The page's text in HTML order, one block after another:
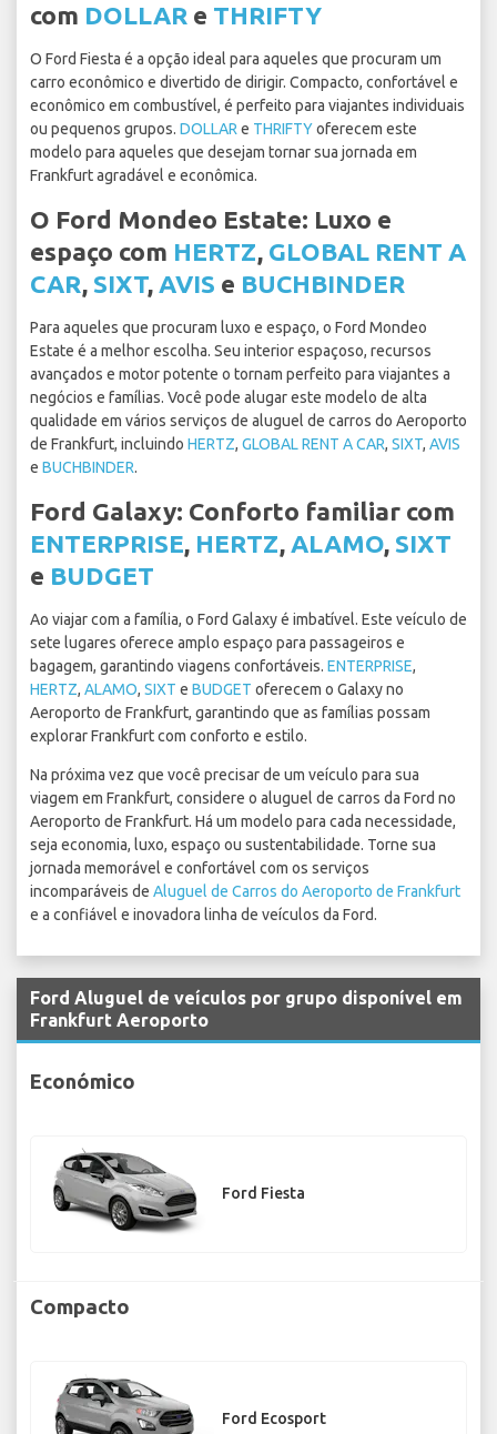
com DOLLAR e THRIFTY
O Ford Fiesta é a opção ideal para aqueles que procuram um
carro econômico e divertido de dirigir. Compacto, confortável e
econômico em combustível, é perfeito para viajantes individuais
ou pequenos grupos. DOLLAR e THRIFTYoferecem este
modelo para aqueles que desejam tornar sua jornada em
Frankfurt agradável e econômica.
O Ford Mondeo Estate: Luxo e
espaço com HERTZ, GLOBAL RENT A
CAR, SIXT, AVIS e BUCHBINDER
Para aqueles que procuram luxo e espaço, o Ford Mondeo
Estate é a melhor escolha. Seu interior espaçoso, recursos
avançados e motor potente o tornam perfeito para viajantes a
negócios e famílias. Você pode alugar este modelo de alta
qualidade em vários serviços de aluguel de carros do Aeroporto
de Frankfurt, incluindo HERTZ, GLOBAL RENT A CAR, SIXT, AVIS
e BUCHBINDER.
Ford Galaxy: Conforto familiar com
ENTERPRISE, HERTZ, ALAMO, SIXT
e BUDGET
Ao viajar com a família, o Ford Galaxy é imbatível. Este veículo de
sete lugares oferece amplo espaço para passageiros e
bagagem, garantindo viagens confortáveis. ENTERPRISE,
HERTZ, ALAMO, SIXT e BUDGET oferecem o Galaxy no
Aeroporto de Frankfurt, garantindo que as famílias possam
explorar Frankfurt com conforto e estilo.
Na próxima vez que você precisar de um veículo para sua
viagem em Frankfurt, considere o aluguel de carros da Ford no
Aeroporto de Frankfurt. Há um modelo para cada necessidade,
seja economia, luxo, espaço ou sustentabilidade. Torne sua
jornada memorável e confortável com os serviços
incomparáveis de Aluguel de Carros do Aeroporto de Frankfurt
e a confiável e inovadora linha de veículos da Ford.
Ford Aluguel de veículos por grupo disponível em
Frankfurt Aeroporto
Económico
Ford Fiesta
Compacto
Ford Ecosport